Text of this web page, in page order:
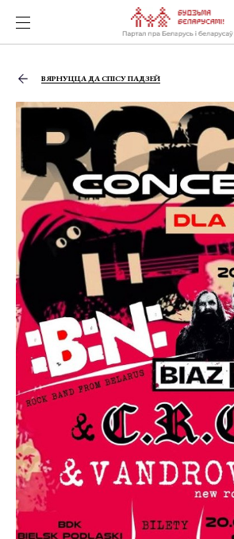
ВЯРНУЦЦА ДА СПІСУ ПАДЗЕЙ